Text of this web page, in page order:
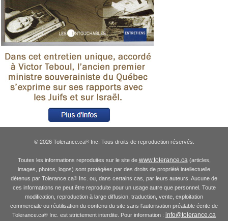
© 2026 Tolerance.ca®Inc. Tous droits de reproduction réservés.
Toutes les informations reproduites sur le site de www.tolerance.ca (articles,
images, photos, logos) sont protégées par des droits de propriété intellectuelle
détenus par Tolerance.ca® Inc. ou, dans certains cas, par leurs auteurs. Aucune de
ces informations ne peut être reproduite pour un usage autre que personnel. Toute
modification, reproduction à large diffusion, traduction, vente, exploitation
commerciale ou réutilisation du contenu du site sans l'autorisation préalable écrite de
Tolerance.ca® Inc. est strictement interdite. Pour information : info@tolerance.ca